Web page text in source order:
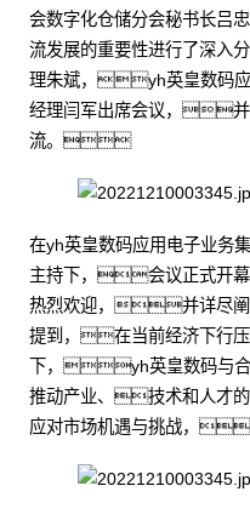
会数字化仓储分会秘书长
流发展的重要性进行了深
理朱斌，yh英皇数码应
经理闫军出席会议，并
流。
在yh英皇数码应用电子业务
主持下，会议正式开
热烈欢迎，并详尽
提到，在当前经济下行
下，yh英皇数码与
推动产业、技术和人才
应对市场机遇与挑战，